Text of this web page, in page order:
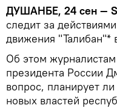
ДУШАНБЕ, 24 сен —
следит за
движения "Талибан"*
Об этом
президента России
вопрос, планирует
новых властей